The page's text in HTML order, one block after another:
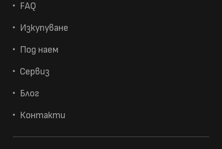
FAQ
Изкупуване
Под наем
Сервиз
Блог
Контакти